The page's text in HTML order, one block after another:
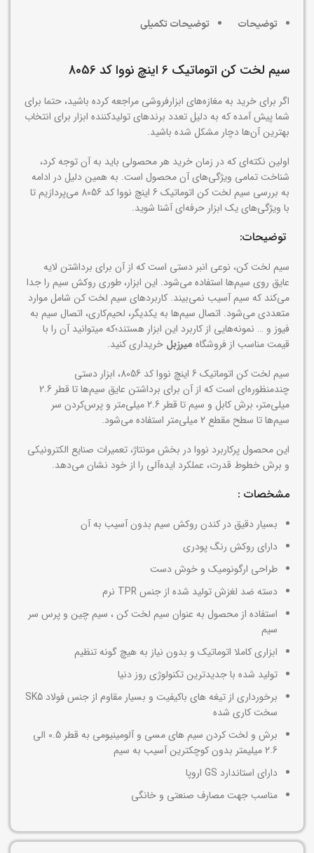
توضیحات توضیحات تکمیلی
سیم لخت کن اتوماتیک 6 اینچ نووا کد 8056
اگر برای خرید به مغازه‌های ابزارفروشی مراجعه کرده باشید، حتما برای
شما پیش آمده که به دلیل تعدد برندهای تولیدکننده ابزار برای انتخاب
بهترین آن‌ها دچار مشکل شده باشید.
اولین نکته‌ای که در زمان خرید هر محصولی باید به آن توجه کرد،
شناخت تمامی ویژگی‌های آن محصول است. به همین دلیل در ادامه
به بررسی سیم لخت کن اتوماتیک 6 اینچ نووا کد 8056 می‌پردازیم تا
با ویژگی‌های یک ابزار حرفه‌ای آشنا شوید.
توضیحات:
سیم لخت کن، نوعی انبر دستی است که از آن برای برداشتن لایه
عایق روی سیم‌ها استفاده می‌شود. این ابزار، طوری روکش سیم را جدا
می‌کند که سیم آسیب نمی‌بیند. کاربردهای سیم لخت کن شامل موارد
متعددی می‌شود. اتصال سیم‌ها به یکدیگر، لحیم‌کاری، اتصال سیم به
فیوز و … نمونه‌هایی از کاربرد این ابزار هستند؛که میتوانید آن را با
قیمت مناسب از فروشگاه میرزبل خریداری کنید.
سیم لخت کن اتوماتیک 6 اینچ نووا کد 8056، ابزار دستی
چندمنظوره‌ای است که از آن برای برداشتن عایق سیم‌ها تا قطر 2.6
میلی‌متر، برش کابل و سیم تا قطر 2.6 میلی‌متر و پرس‌کردن سر
سیم‌ها تا سطح مقطع 2 میلی‌متر استفاده می‌شود.
این محصول پرکاربرد نووا در بخش مونتاژ، تعمیرات صنایع الکترونیکی
و برش خطوط قدرت، عملکرد ایده‌آلی را از خود نشان می‌دهد.
مشخصات :
بسیار دقیق در کندن روکش سیم بدون آسیب به آن
دارای روکش رنگ پودری
طراحی ارگونومیک و خوش دست
دسته ضد لغزش تولید شده از جنس TPR نرم
استفاده از محصول به عنوان سیم لخت کن ، سیم چین و پرس سر
سیم
ابزاری کاملا اتوماتیک و بدون نیاز به هیچ گونه تنظیم
تولید شده با جدیدترین تکنولوژی روز دنیا
برخورداری از تیغه های باکیفیت و بسیار مقاوم از جنس فولاد SK5
سخت کاری شده
برش و لخت کردن سیم های مسی و آلومینیومی به قطر 0.5 الی
2.6 میلیمتر بدون کوچکترین آسیب به سیم
دارای استاندارد GS اروپا
مناسب جهت مصارف صنعتی و خانگی